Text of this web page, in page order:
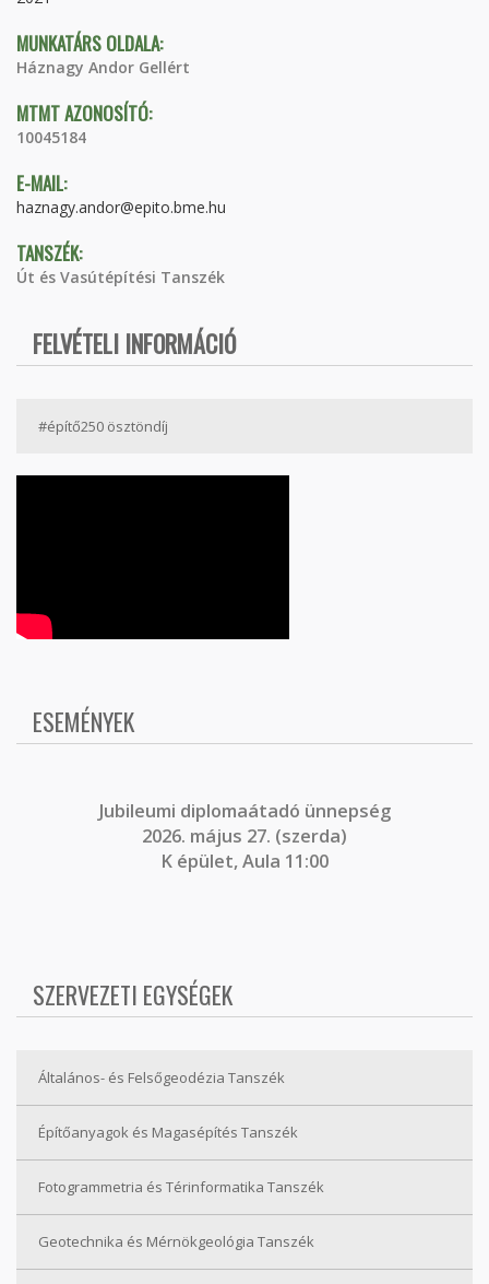
MUNKATÁRS OLDALA:
Háznagy Andor Gellért
MTMT AZONOSÍTÓ:
10045184
E-MAIL:
haznagy.andor@epito.bme.hu
TANSZÉK:
Út és Vasútépítési Tanszék
FELVÉTELI INFORMÁCIÓ
#építő250 ösztöndíj
ESEMÉNYEK
Jubileumi diplomaátadó ünnepség
2026. május 27. (szerda)
K épület, Aula 11:00
SZERVEZETI EGYSÉGEK
Általános- és Felsőgeodézia Tanszék
Építőanyagok és Magasépítés Tanszék
Fotogrammetria és Térinformatika Tanszék
Geotechnika és Mérnökgeológia Tanszék